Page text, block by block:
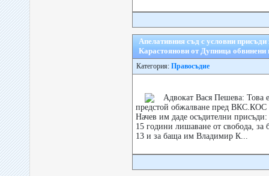
Апелативния съд с условни
Карастоянови от Дупница обвинени
Категория: Правосъдие
Адвокат Вася Пешева: Това
предстой обжалване пред ВКС.КОС
Начев им даде осъдителни
15 години лишаване от свобода, за
13 и за баща им Владимир К...